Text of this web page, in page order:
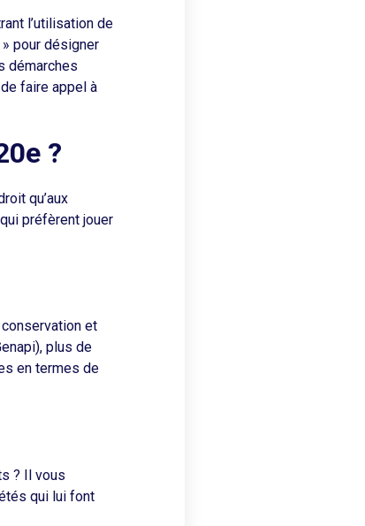
l’utilisation de
pour désigner
démarches
faire appel à
?
qu’aux
préfèrent jouer
et
plus de
en termes de
? Il vous
qui lui font